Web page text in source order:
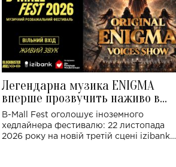
Легендарна музика ENIGMA
вперше прозвучить наживо в
Україні: де відбудеться концерт
B-Mall Fest оголошує іноземного
хедлайнера фестивалю: 22 листопада
2026 року на новій третій сцені izibank